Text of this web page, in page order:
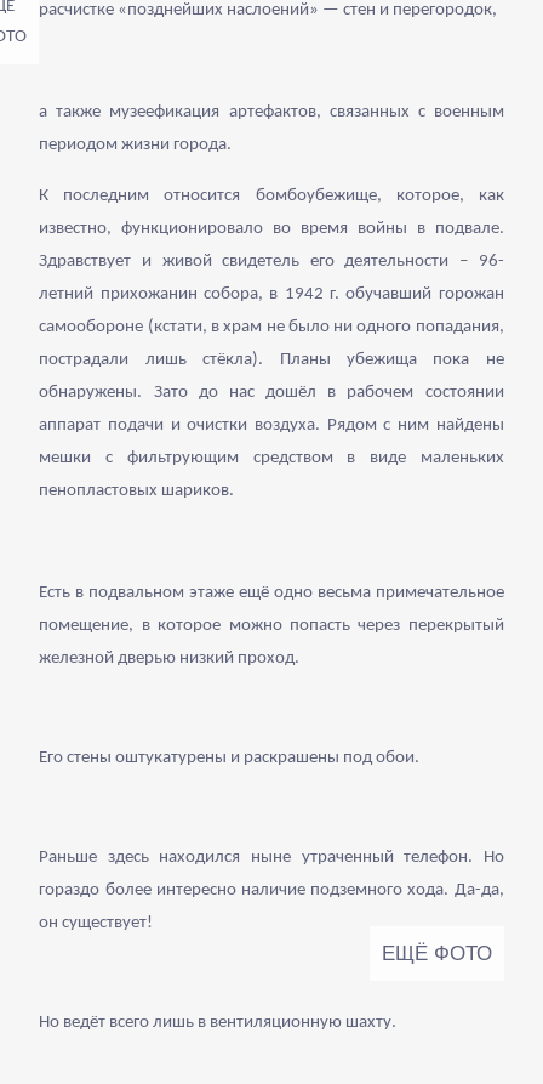
расчистке «позднейших наслоений» — стен и перегородок,
а также музеефикация артефактов, связанных с военным
периодом жизни города.
К последним относится бомбоубежище, которое, как
известно, функционировало во время войны в подвале.
Здравствует и живой свидетель его деятельности – 96-
летний прихожанин собора, в 1942 г. обучавший горожан
самообороне (кстати, в храм не было ни одного попадания,
пострадали лишь стёкла). Планы убежища пока не
обнаружены. Зато до нас дошёл в рабочем состоянии
аппарат подачи и очистки воздуха. Рядом с ним найдены
мешки с фильтрующим средством в виде маленьких
пенопластовых шариков.
Есть в подвальном этаже ещё одно весьма примечательное
помещение, в которое можно попасть через перекрытый
железной дверью низкий проход.
Его стены оштукатурены и раскрашены под обои.
Раньше здесь находился ныне утраченный телефон. Но
гораздо более интересно наличие подземного хода. Да-да,
он существует!
Но ведёт всего лишь в вентиляционную шахту.